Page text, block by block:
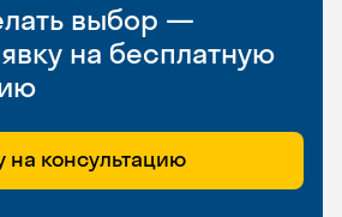
выбор —
на бесплатную
на консультацию